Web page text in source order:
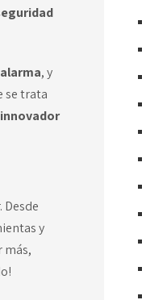
, y
se trata
innovador
y
más,